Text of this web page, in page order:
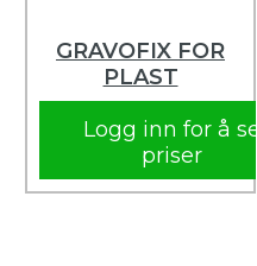
GRAVOFIX FOR
PLAST
Logg inn for å se
priser